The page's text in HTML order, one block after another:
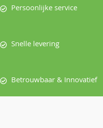
Persoonlijke service
Snelle levering
Betrouwbaar & Innovatief